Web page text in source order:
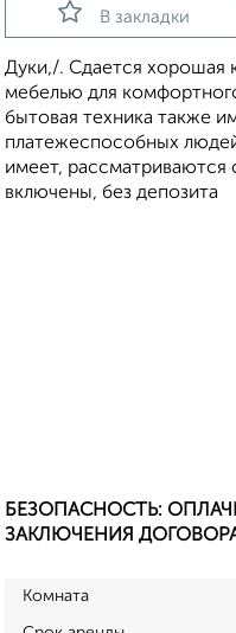
В закладки
Дуки,/. Сдается хорошая
мебелью для
бытовая техника также
платежеспособных
имеет, рассматриваются
включены, без депозита
БЕЗОПАСНОСТЬ:
ЗАКЛЮЧЕНИЯ
Комната